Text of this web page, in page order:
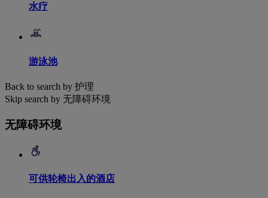
水疗
游泳池
Back to search by 护理
Skip search by 无障碍环境
无障碍环境
可供轮椅出入的酒店